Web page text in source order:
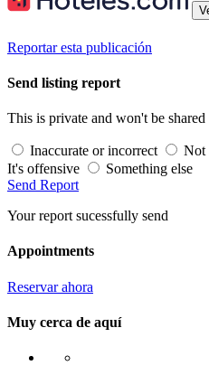
Reportar esta publicación
Send listing report
This is private and won't be
Inaccurate or incorrect Not
It's offensive
Something else
Send Report
Your report sucessfully send
Appointments
Reservar ahora
Muy cerca de aquí